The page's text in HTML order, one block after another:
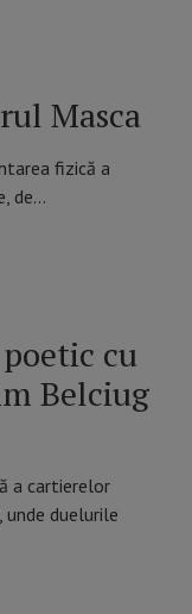
Masca
fizică a
de…
cu
Belciug
a cartierelor
unde duelurile